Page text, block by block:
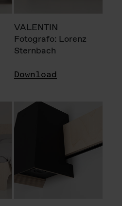
VALENTIN
Fotografo: Lorenz
Sternbach
Download